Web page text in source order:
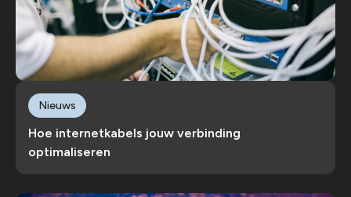
Hoe internetkabels jouw verbinding
optimaliseren
Nieuws